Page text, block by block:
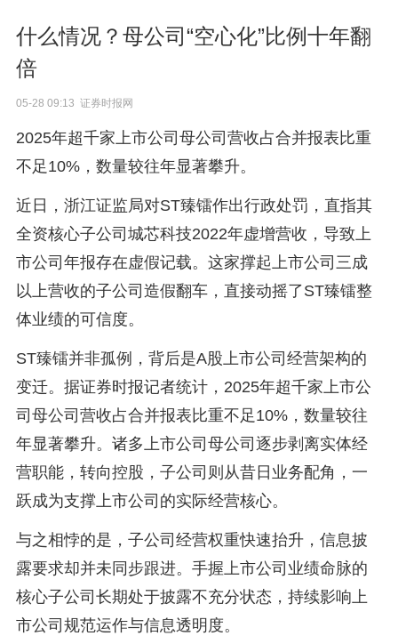
什么情况？母公司“空心化”比例十年翻
倍
05-28 09:13 证券时报网
2025年超千家上市公司母公司营收占合并报表比重
不足10%，数量较往年显著攀升。
近日，浙江证监局对ST臻镭作出行政处罚，直指其
全资核心子公司城芯科技2022年虚增营收，导致上
市公司年报存在虚假记载。这家撑起上市公司三成
以上营收的子公司造假翻车，直接动摇了ST臻镭整
体业绩的可信度。
ST臻镭并非孤例，背后是A股上市公司经营架构的
变迁。据证券时报记者统计，2025年超千家上市公
司母公司营收占合并报表比重不足10%，数量较往
年显著攀升。诸多上市公司母公司逐步剥离实体经
营职能，转向控股，子公司则从昔日业务配角，一
跃成为支撑上市公司的实际经营核心。
与之相悖的是，子公司经营权重快速抬升，信息披
露要求却并未同步跟进。手握上市公司业绩命脉的
核心子公司长期处于披露不充分状态，持续影响上
市公司规范运作与信息透明度。